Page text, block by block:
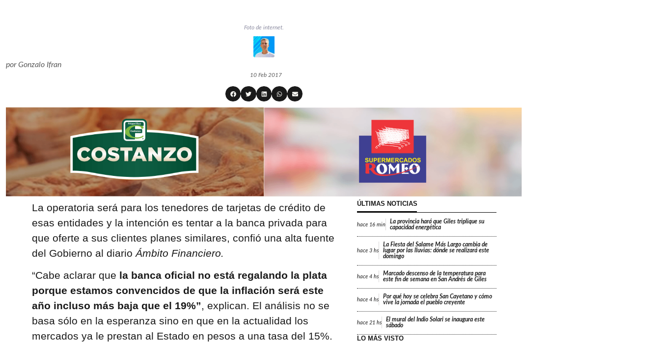
Foto de internet.
porGonzalo Ifran
10 Feb 2017
La operatoria será para los tenedores de tarjetas de crédito de
esas entidades y la intención es tentar a la banca privada para
que oferte a sus clientes planes similares, confió una alta fuente
del Gobierno al diario Ámbito Financiero.
“Cabe aclarar que la banca oficial no está regalando la plata
porque estamos convencidos de que la inflación será este
año incluso más baja que el 19%”, explican. El análisis no se
basa sólo en la esperanza sino en que en la actualidad los
mercados ya le prestan al Estado en pesos a una tasa del 15%.
ÚLTIMAS NOTICIAS
hace 16 min
La provincia hará que Giles triplique su
capacidad energética
hace 3 hs
La Fiesta del Salame Más Largo cambia de
lugar por las lluvias: dónde se realizará este
domingo
hace 4 hs
Marcado descenso de la temperatura para
este fin de semana en San Andrés de Giles
hace 4 hs
Por qué hoy se celebra San Cayetano y cómo
vive la jornada el pueblo creyente
hace 21 hs
El mural del Indio Solari se inaugura este
sábado
LO MÁS VISTO